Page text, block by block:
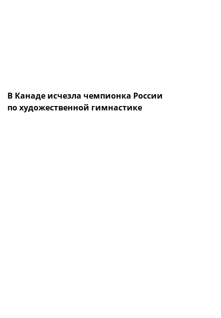
В Канаде исчезла чемпионка России
по художественной гимнастике